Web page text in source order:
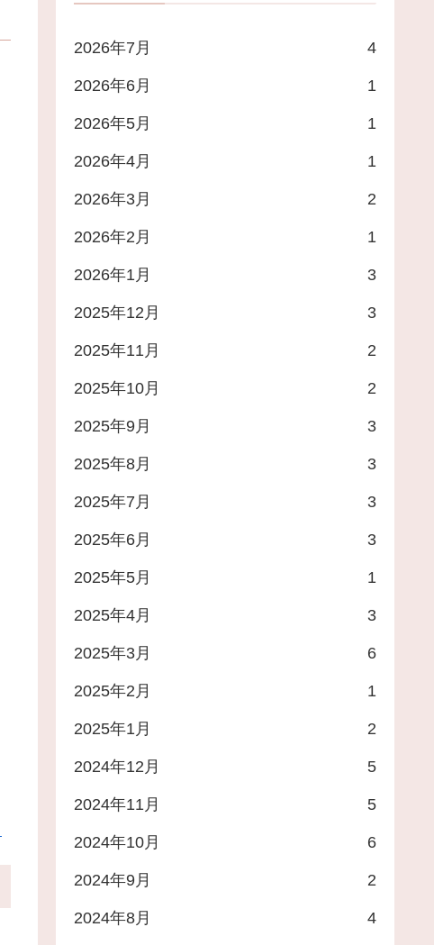
2026年7月 4
2026年6月 1
2026年5月 1
2026年4月 1
2026年3月 2
2026年2月 1
2026年1月 3
2025年12月 3
2025年11月 2
2025年10月 2
2025年9月 3
2025年8月 3
2025年7月 3
2025年6月 3
2025年5月 1
2025年4月 3
2025年3月 6
2025年2月 1
2025年1月 2
2024年12月 5
2024年11月 5
2024年10月 6
2024年9月 2
2024年8月 4